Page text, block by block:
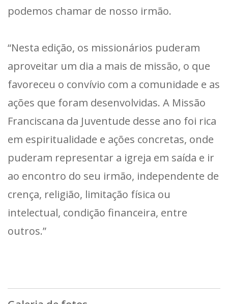
podemos chamar de nosso irmão.
“Nesta edição, os missionários puderam
aproveitar um dia a mais de missão, o que
favoreceu o convívio com a comunidade e as
ações que foram desenvolvidas. A Missão
Franciscana da Juventude desse ano foi rica
em espiritualidade e ações concretas, onde
puderam representar a igreja em saída e ir
ao encontro do seu irmão, independente de
crença, religião, limitação física ou
intelectual, condição financeira, entre
outros.”